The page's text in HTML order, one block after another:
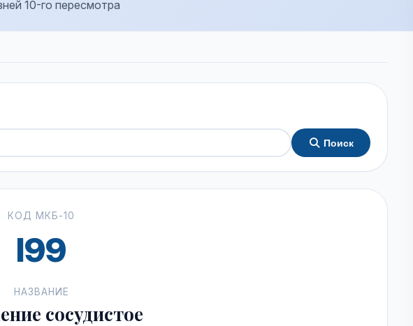
10-го пересмотра
Поиск
КОД МКБ-10
I99
НАЗВАНИЕ
сосудистое